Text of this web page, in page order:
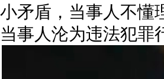
小矛盾，当事人不懂
当事人沦为违法犯罪